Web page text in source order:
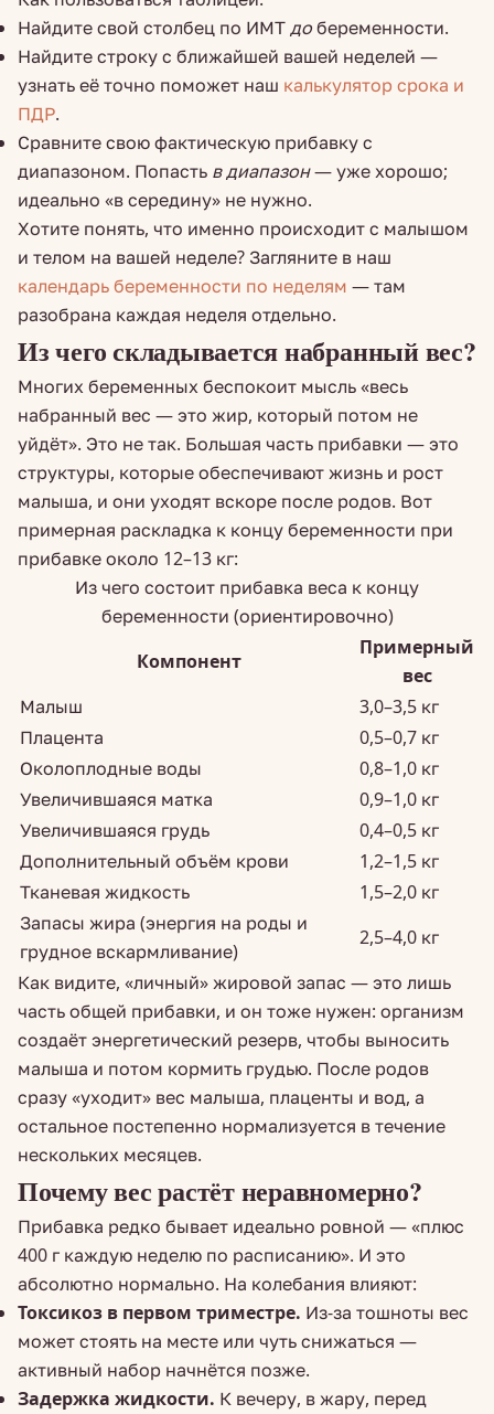
Найдите свой столбец по ИМТдобеременности.
Найдите строку с ближайшей вашей неделей —
узнать её точно поможет наш калькулятор срока и
ПДР.
Сравните свою фактическую прибавку с
диапазоном. Попасть в диапазон— уже хорошо;
идеально «в середину» не нужно.
Хотите понять, что именно происходит с малышом
и телом на вашей неделе? Загляните в наш
календарь беременности по неделям — там
разобрана каждая неделя отдельно.
Из чего складывается набранный вес?
Многих беременных беспокоит мысль «весь
набранный вес — это жир, который потом не
уйдёт». Это не так. Большая часть прибавки — это
структуры, которые обеспечивают жизнь и рост
малыша, и они уходят вскоре после родов. Вот
примерная раскладка к концу беременности при
прибавке около 12–13 кг:
Из чего состоит прибавка веса к концу
беременности (ориентировочно)
Компонент
Примерный
вес
Малыш
3,0–3,5 кг
Плацента
0,5–0,7 кг
Околоплодные воды
0,8–1,0 кг
Увеличившаяся матка
0,9–1,0 кг
Увеличившаяся грудь
0,4–0,5 кг
Дополнительный объём крови
1,2–1,5 кг
Тканевая жидкость
1,5–2,0 кг
Запасы жира (энергия на роды и
грудное вскармливание)
2,5–4,0 кг
Как видите, «личный» жировой запас — это лишь
часть общей прибавки, и он тоже нужен: организм
создаёт энергетический резерв, чтобы выносить
малыша и потом кормить грудью. После родов
сразу «уходит» вес малыша, плаценты и вод, а
остальное постепенно нормализуется в течение
нескольких месяцев.
Почему вес растёт неравномерно?
Прибавка редко бывает идеально ровной — «плюс
400 г каждую неделю по расписанию». И это
абсолютно нормально. На колебания влияют:
Токсикоз в первом триместре. Из-за тошноты вес
может стоять на месте или чуть снижаться —
активный набор начнётся позже.
Задержка жидкости. К вечеру, в жару, перед